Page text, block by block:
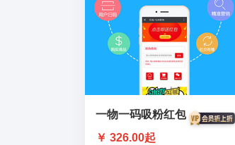
一物一码吸粉红包
￥ 326.00起